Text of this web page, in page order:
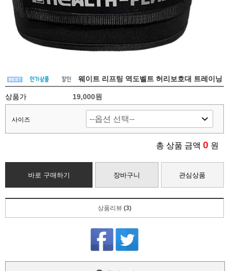
웨이트 리프팅 역도벨트 허리보호대 트레이닝
상품가 19,000원
사이즈
총 상품 금액 0 원
바로 구매하기 장바구니 관심상품
상품리뷰 (3)